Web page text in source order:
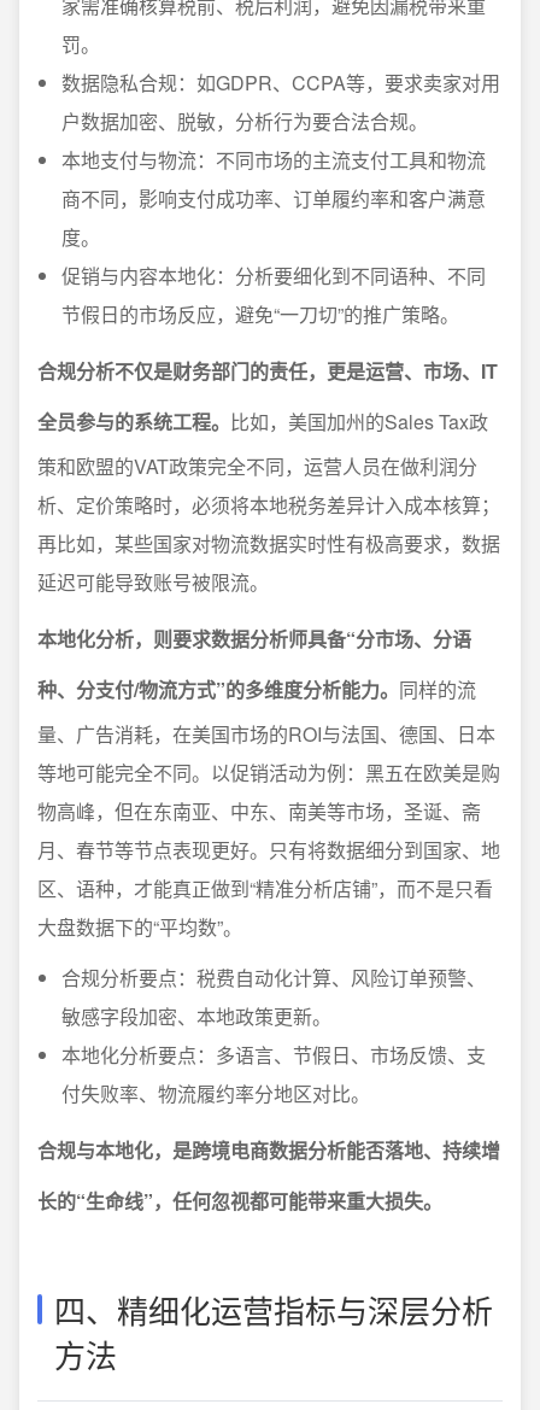
家需准确核算税前、税后利润，避免因漏税带来重
罚。
数据隐私合规：如GDPR、CCPA等，要求卖家对用
户数据加密、脱敏，分析行为要合法合规。
本地支付与物流：不同市场的主流支付工具和物流
商不同，影响支付成功率、订单履约率和客户满意
度。
促销与内容本地化：分析要细化到不同语种、不同
节假日的市场反应，避免“一刀切”的推广策略。
合规分析不仅是财务部门的责任，更是运营、市场、IT
全员参与的系统工程。 比如，美国加州的Sales Tax政
策和欧盟的VAT政策完全不同，运营人员在做利润分
析、定价策略时，必须将本地税务差异计入成本核算；
再比如，某些国家对物流数据实时性有极高要求，数据
延迟可能导致账号被限流。
本地化分析，则要求数据分析师具备“分市场、分语
种、分支付/物流方式”的多维度分析能力。 同样的流
量、广告消耗，在美国市场的ROI与法国、德国、日本
等地可能完全不同。以促销活动为例：黑五在欧美是购
物高峰，但在东南亚、中东、南美等市场，圣诞、斋
月、春节等节点表现更好。只有将数据细分到国家、地
区、语种，才能真正做到“精准分析店铺”，而不是只看
大盘数据下的“平均数”。
合规分析要点：税费自动化计算、风险订单预警、
敏感字段加密、本地政策更新。
本地化分析要点：多语言、节假日、市场反馈、支
付失败率、物流履约率分地区对比。
合规与本地化，是跨境电商数据分析能否落地、持续增
长的“生命线”，任何忽视都可能带来重大损失。
四、精细化运营指标与深层分析
方法